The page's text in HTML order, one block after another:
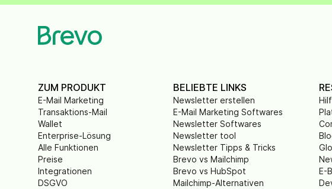
ZUM PRODUKT
E-Mail Marketing
Transaktions-Mail
Wallet
Enterprise-Lösung
Alle Funktionen
Preise
Integrationen
DSGVO
BELIEBTE LINKS
Newsletter erstellen
E-Mail Marketing Softwares
Newsletter Softwares
Newsletter tool
Newsletter Tipps & Tricks
Brevo vs Mailchimp
Brevo vs HubSpot
Mailchimp-Alternativen
E-